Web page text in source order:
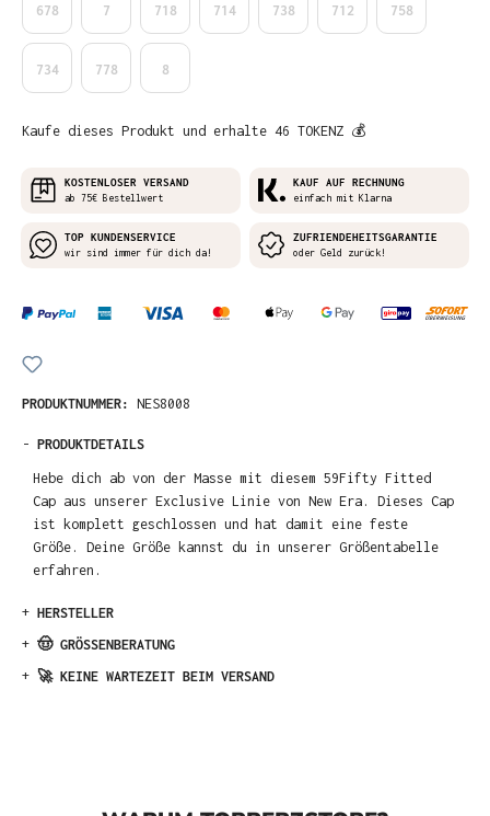
678 7 718 714 738 712 758
734 778 8
Kaufe dieses Produkt und erhalte 46 TOKENZ 💰
KOSTENLOSER VERSAND
ab 75€ Bestellwert
KAUF AUF RECHNUNG
einfach mit Klarna
TOP KUNDENSERVICE
wir sind immer für dich da!
ZUFRIENDEHEITSGARANTIE
oder Geld zurück!
PRODUKTNUMMER: NES8008
- PRODUKTDETAILS
Hebe dich ab von der Masse mit diesem 59Fifty Fitted
Cap aus unserer Exclusive Linie von New Era. Dieses Cap
ist komplett geschlossen und hat damit eine feste
Größe. Deine Größe kannst du in unserer Größentabelle
erfahren.
+ HERSTELLER
+ 🤠 GRÖSSENBERATUNG
+ 🚀 KEINE WARTEZEIT BEIM VERSAND